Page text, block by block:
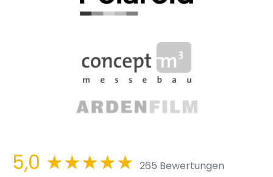
5,0 ★★★★★ 265 Bewertungen